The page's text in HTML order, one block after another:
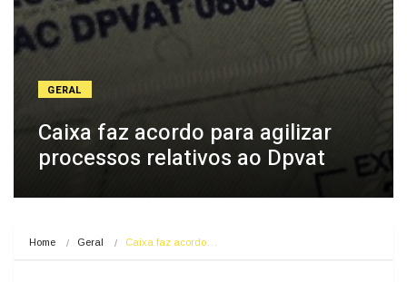
GERAL
Caixa faz acordo para agilizar
processos relativos ao Dpvat
Home Geral Caixa faz acordo…